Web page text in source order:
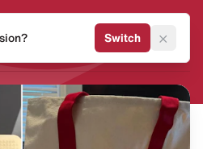
Switch ×